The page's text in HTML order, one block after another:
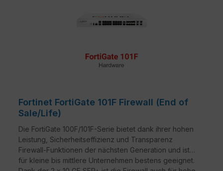
Fortinet FortiGate 101F Firewall (End of
Sale/Life)
Die FortiGate 100F/101F-Serie bietet dank ihrer hohen
Leistung, Sicherheitseffizienz und Transparenz
Firewall-Funktionen der nächsten Generation und ist
für kleine bis mittlere Unternehmen bestens geeignet.